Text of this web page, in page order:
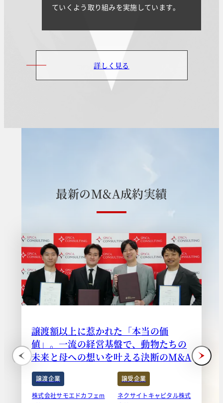
ていくよう取り組みを実施しています。
詳しく見る
最新のM&A成約実績
譲渡額以上に惹かれた「本当の価
値」。一流の経営基盤で、動物たちの
未来と母への想いを叶える決断のM&A
譲渡企業
譲受企業
株式会社サモエドカフェm
ネクサイトキャピタル株式